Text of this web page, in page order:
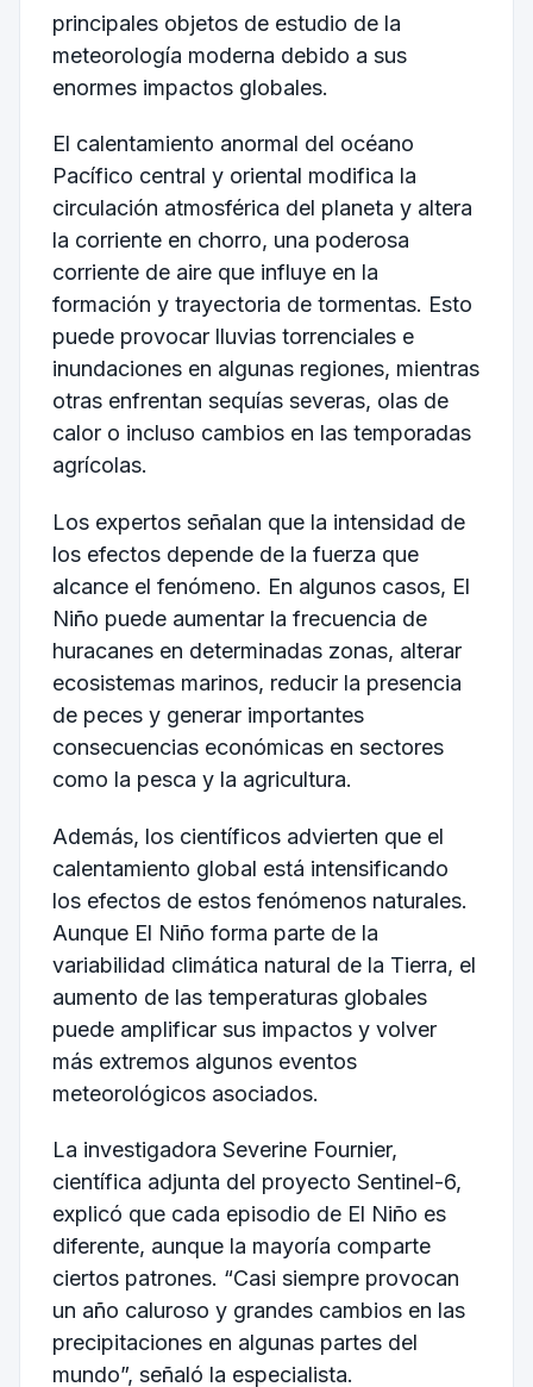
principales objetos de estudio de la
meteorología moderna debido a sus
enormes impactos globales.
El calentamiento anormal del océano
Pacífico central y oriental modifica la
circulación atmosférica del planeta y altera
la corriente en chorro, una poderosa
corriente de aire que influye en la
formación y trayectoria de tormentas. Esto
puede provocar lluvias torrenciales e
inundaciones en algunas regiones, mientras
otras enfrentan sequías severas, olas de
calor o incluso cambios en las temporadas
agrícolas.
Los expertos señalan que la intensidad de
los efectos depende de la fuerza que
alcance el fenómeno. En algunos casos, El
Niño puede aumentar la frecuencia de
huracanes en determinadas zonas, alterar
ecosistemas marinos, reducir la presencia
de peces y generar importantes
consecuencias económicas en sectores
como la pesca y la agricultura.
Además, los científicos advierten que el
calentamiento global está intensificando
los efectos de estos fenómenos naturales.
Aunque El Niño forma parte de la
variabilidad climática natural de la Tierra, el
aumento de las temperaturas globales
puede amplificar sus impactos y volver
más extremos algunos eventos
meteorológicos asociados.
La investigadora Severine Fournier,
científica adjunta del proyecto Sentinel-6,
explicó que cada episodio de El Niño es
diferente, aunque la mayoría comparte
ciertos patrones. “Casi siempre provocan
un año caluroso y grandes cambios en las
precipitaciones en algunas partes del
mundo”, señaló la especialista.